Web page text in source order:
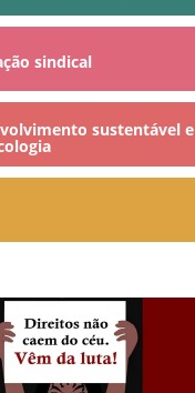
sindical
sustentável e